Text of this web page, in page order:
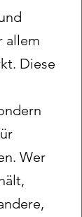
allem
Diese
Wer